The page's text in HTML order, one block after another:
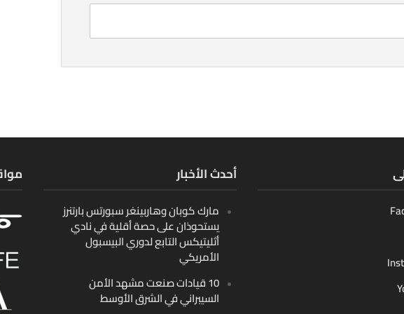
أحدث الأخبار
مارك كوبان وهاربينغر سبورتس بارتنرز
يستحوذان على حصة أقلية في نادي
أثليتيكس التابع لدوري البيسبول
الأمريكي
10 قيادات صنعت مشهد الأمن
السيبراني في الشرق الأوسط